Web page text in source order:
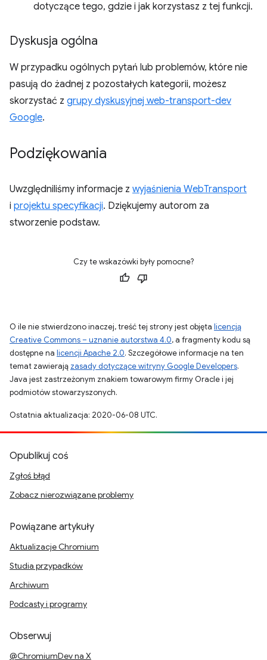
dotyczące tego, gdzie i jak korzystasz z tej funkcji.
Dyskusja ogólna
W przypadku ogólnych pytań lub problemów, które nie
pasują do żadnej z pozostałych kategorii, możesz
skorzystać z grupy dyskusyjnej web-transport-dev
Google.
Podziękowania
Uwzględniliśmy informacje z wyjaśnienia WebTransport
i projektu specyfikacji. Dziękujemy autorom za
stworzenie podstaw.
Czy te wskazówki były pomocne?
O ile nie stwierdzono inaczej, treść tej strony jest objęta licencją
Creative Commons – uznanie autorstwa 4.0, a fragmenty kodu są
dostępne na licencji Apache 2.0. Szczegółowe informacje na ten
temat zawierają zasady dotyczące witryny Google Developers.
Java jest zastrzeżonym znakiem towarowym firmy Oracle i jej
podmiotów stowarzyszonych.
Ostatnia aktualizacja: 2020-06-08 UTC.
Opublikuj coś
Zgłoś błąd
Zobacz nierozwiązane problemy
Powiązane artykuły
Aktualizacje Chromium
Studia przypadków
Archiwum
Podcasty i programy
Obserwuj
@ChromiumDev na X